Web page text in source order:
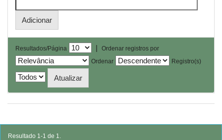
Resultados/Página |
Ordenar registros por
Ordenar
Registro(s)
Resultado 1-1 de 1.